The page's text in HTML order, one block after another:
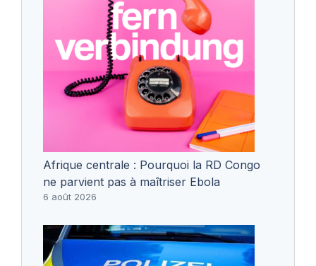
Afrique centrale : Pourquoi la RD Congo
ne parvient pas à maîtriser Ebola
6 août 2026